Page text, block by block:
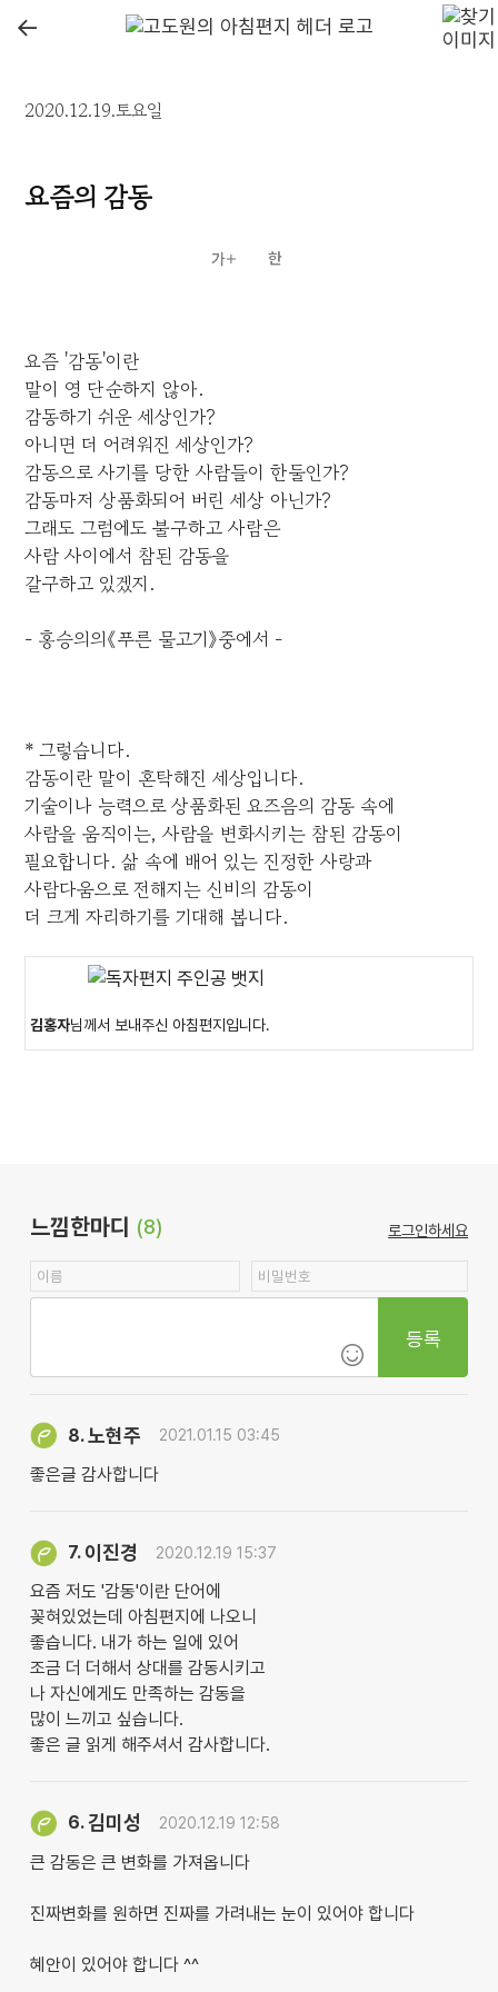
←
2020.12.19.토요일
요즘의 감동
요즘 '감동'이란
말이 영 단순하지 않아.
감동하기 쉬운 세상인가?
아니면 더 어려워진 세상인가?
감동으로 사기를 당한 사람들이 한둘인가?
감동마저 상품화되어 버린 세상 아닌가?
그래도 그럼에도 불구하고 사람은
사람 사이에서 참된 감동을
갈구하고 있겠지.
- 홍승의의《푸른 물고기》중에서 -
* 그렇습니다.
감동이란 말이 혼탁해진 세상입니다.
기술이나 능력으로 상품화된 요즈음의 감동 속에
사람을 움직이는, 사람을 변화시키는 참된 감동이
필요합니다. 삶 속에 배어 있는 진정한 사랑과
사람다움으로 전해지는 신비의 감동이
더 크게 자리하기를 기대해 봅니다.
김홍자님께서 보내주신 아침편지입니다.
느낌한마디 (8) 로그인하세요
등록
8.노현주 2021.01.15 03:45
좋은글 감사합니다
7. 이진경 2020.12.19 15:37
요즘 저도 '감동'이란 단어에
꽂혀있었는데 아침편지에 나오니
좋습니다. 내가 하는 일에 있어
조금 더 더해서 상대를 감동시키고
나 자신에게도 만족하는 감동을
많이 느끼고 싶습니다.
좋은 글 읽게 해주셔서 감사합니다.
6.김미성 2020.12.19 12:58
큰 감동은 큰 변화를 가져옵니다
진짜변화를 원하면 진짜를 가려내는 눈이 있어야 합니다
혜안이 있어야 합니다 ^^